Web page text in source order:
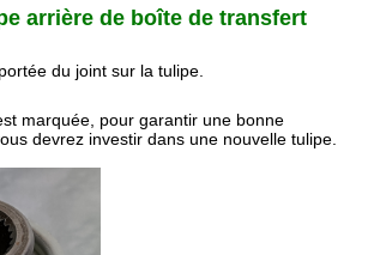
arrière de boîte de transfert
du joint sur la tulipe.
marquée, pour garantir une bonne
devrez investir dans une nouvelle tulipe.